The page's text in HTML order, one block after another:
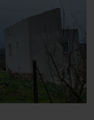
kökünden sökülerek
kapandı. Sahil
bazı